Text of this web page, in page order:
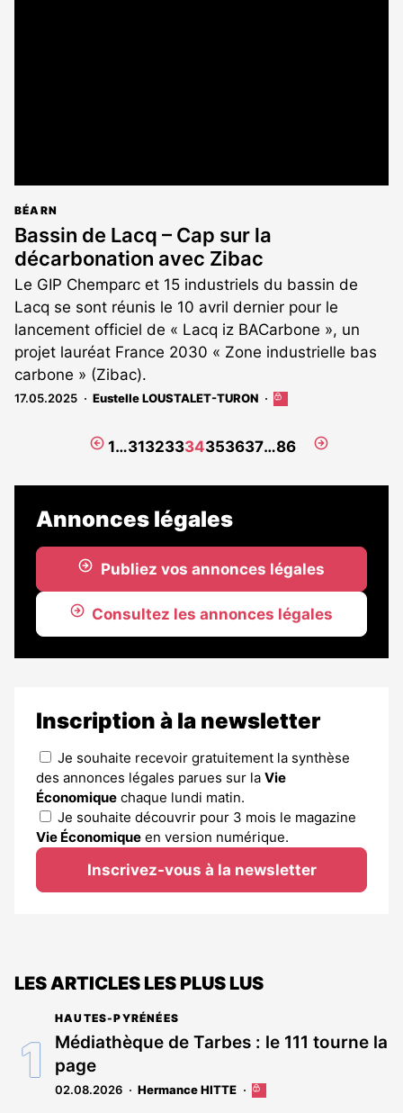
BÉARN
Bassin de Lacq – Cap sur la
décarbonation avec Zibac
Le GIP Chemparc et 15 industriels du bassin de
Lacq se sont réunis le 10 avril dernier pour le
lancement officiel de « Lacq iz BACarbone », un
projet lauréat France 2030 « Zone industrielle bas
carbone » (Zibac).
17.05.2025 Eustelle LOUSTALET-TURON
Cet
réservé
abonnés
Page
1…31323334353637…86
Page
Annonces légales
Publiez vos annonces légales
Consultez les annonces légales
Inscription à la newsletter
Je souhaite recevoir gratuitement la synthèse
des annonces légales parues sur la Vie
Économique chaque lundi matin.
Je souhaite découvrir pour 3 mois le magazine
Vie Économique en version numérique.
Inscrivez-vous à la newsletter
LES ARTICLES LES PLUS LUS
HAUTES-PYRÉNÉES
Médiathèque de Tarbes : le 111 tourne la
page
02.08.2026 Hermance HITTE
Cet